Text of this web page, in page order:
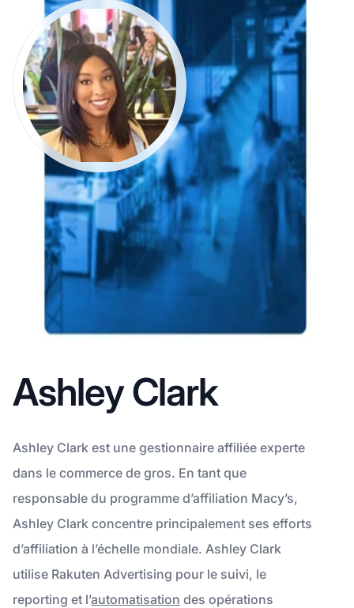
Ashley Clark
Ashley Clark est une gestionnaire affiliée experte
dans le commerce de gros. En tant que
responsable du programme d’affiliation Macy’s,
Ashley Clark concentre principalement ses efforts
d’affiliation à l’échelle mondiale. Ashley Clark
utilise Rakuten Advertising pour le suivi, le
reporting et l’automatisation des opérations